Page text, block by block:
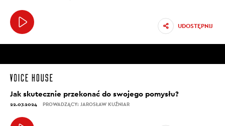
UDOSTĘPNIJ
Jak skutecznie przekonać do swojego pomysłu?
22.07.2024 PROWADZĄCY: JAROSŁAW KUŹNIAR